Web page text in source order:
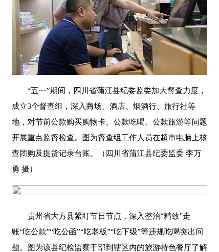
“五一”期间 ，四川省蒲江县纪委监委加大督查力度，
成立3个督查组，深入商场、酒店、烟酒行、旅行社等
地，对节前公款购买购物卡、公款吃喝、公款旅游等问题
开展重点监督检查。图为督查组工作人员在超市电脑上核
查团购及提货记录台账。（四川省蒲江县纪委监委 李万
勇 摄）
贵州省大方县紧盯节日节点，深入整治“精致”走
账“吃公款”“吃公函”“吃老板”“吃下级”等违规吃喝突出问
题。图为该县纪检监察干部到辖区内的旅游特色餐厅了解